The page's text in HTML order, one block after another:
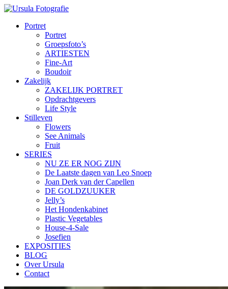
Portret
Portret
Groepsfoto’s
ARTIESTEN
Fine-Art
Boudoir
Zakelijk
ZAKELIJK PORTRET
Opdrachtgevers
Life Style
Stilleven
Flowers
See Animals
Fruit
SERIES
NU ZE ER NOG ZIJN
De Laatste dagen van Leo Snoep
Joan Derk van der Capellen
DE GOLDZUUKER
Jelly’s
Het Hondenkabinet
Plastic Vegetables
House-4-Sale
Josefien
EXPOSITIES
BLOG
Over Ursula
Contact